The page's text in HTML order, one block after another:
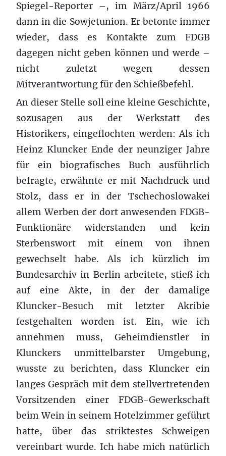
Spiegel-Reporter –, im März/April 1966
dann in die Sowjetunion. Er betonte immer
wieder, dass es Kontakte zum FDGB
dagegen nicht geben können und werde –
nicht zuletzt wegen dessen
Mitverantwortung für den Schießbefehl.
An dieser Stelle soll eine kleine Geschichte,
sozusagen aus der Werkstatt des
Historikers, eingeflochten werden: Als ich
Heinz Kluncker Ende der neunziger Jahre
für ein biografisches Buch ausführlich
befragte, erwähnte er mit Nachdruck und
Stolz, dass er in der Tschechoslowakei
allem Werben der dort anwesenden FDGB-
Funktionäre widerstanden und kein
Sterbenswort mit einem von ihnen
gewechselt habe. Als ich kürzlich im
Bundesarchiv in Berlin arbeitete, stieß ich
auf eine Akte, in der der damalige
Kluncker-Besuch mit letzter Akribie
festgehalten worden ist. Ein, wie ich
annehmen muss, Geheimdienstler in
Klunckers unmittelbarster Umgebung,
wusste zu berichten, dass Kluncker ein
langes Gespräch mit dem stellvertretenden
Vorsitzenden einer FDGB-Gewerkschaft
beim Wein in seinem Hotelzimmer geführt
hatte, über das striktestes Schweigen
vereinbart wurde. Ich habe mich natürlich